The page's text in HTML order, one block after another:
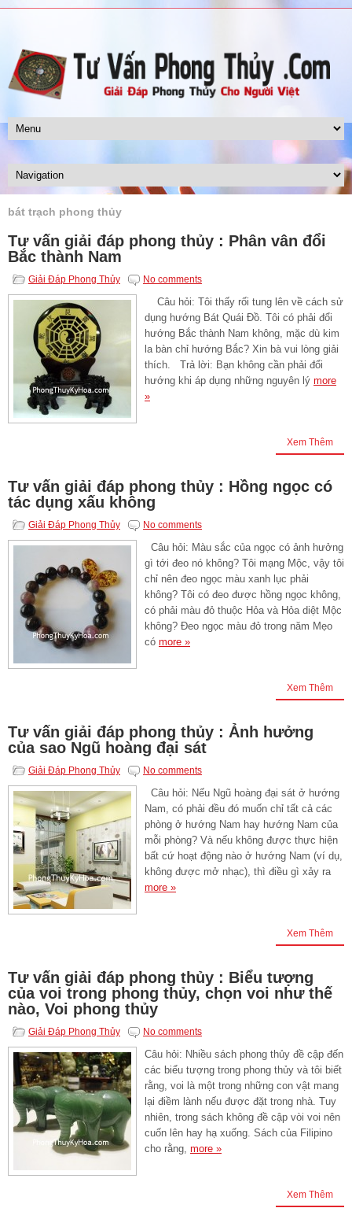
bát trạch phong thủy
Tư vấn giải đáp phong thủy : Phân vân đổi
Bắc thành Nam
Giải Đáp Phong Thủy No comments
Câu hỏi: Tôi thấy rối tung lên về cách sử
dụng hướng Bát Quái Đồ. Tôi có phải đổi
hướng Bắc thành Nam không, mặc dù kim
la bàn chỉ hướng Bắc? Xin bà vui lòng giải
thích. Trả lời: Bạn không cần phải đổi
hướng khi áp dụng những nguyên lý more
»
Xem Thêm
Tư vấn giải đáp phong thủy : Hồng ngọc có
tác dụng xấu không
Giải Đáp Phong Thủy No comments
Câu hỏi: Màu sắc của ngọc có ảnh hưởng
gì tới đeo nó không? Tôi mạng Mộc, vậy tôi
chỉ nên đeo ngọc màu xanh lục phải
không? Tôi có đeo được hồng ngọc không,
có phải màu đỏ thuộc Hỏa và Hỏa diệt Mộc
không? Đeo ngọc màu đỏ trong năm Mẹo
có more »
Xem Thêm
Tư vấn giải đáp phong thủy : Ảnh hưởng
của sao Ngũ hoàng đại sát
Giải Đáp Phong Thủy No comments
Câu hỏi: Nếu Ngũ hoàng đại sát ở hướng
Nam, có phải đều đó muốn chỉ tất cả các
phòng ở hướng Nam hay hướng Nam của
mỗi phòng? Và nếu không được thực hiện
bất cứ hoạt động nào ở hướng Nam (ví dụ,
không được mở nhạc), thì điều gì xảy ra
more »
Xem Thêm
Tư vấn giải đáp phong thủy : Biểu tượng
của voi trong phong thủy, chọn voi như thế
nào, Voi phong thủy
Giải Đáp Phong Thủy No comments
Câu hỏi: Nhiều sách phong thủy đề cập đến
các biểu tượng trong phong thủy và tôi biết
rằng, voi là một trong những con vật mang
lại điềm lành nếu được đặt trong nhà. Tuy
nhiên, trong sách không đề cập vòi voi nên
cuốn lên hay hạ xuống. Sách của Filipino
cho rằng, more »
Xem Thêm